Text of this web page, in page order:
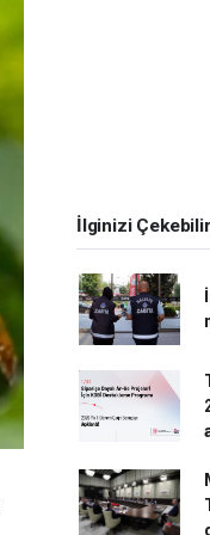
İlginizi Çekebilir